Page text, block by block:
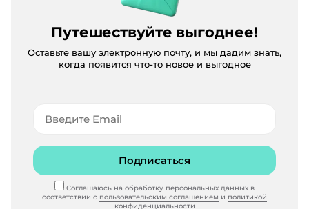
Путешествуйте выгоднее!
Оставьте вашу электронную почту, и мы дадим знать,
когда появится что-то новое и выгодное
Подписаться
Соглашаюсь на обработку персональных данных в
соответствии с пользовательским соглашением и политикой
конфиденциальности